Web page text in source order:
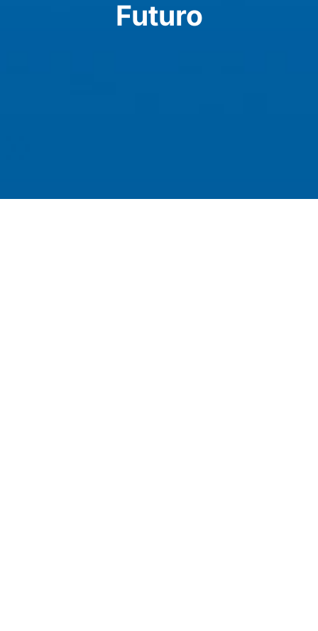
Futuro